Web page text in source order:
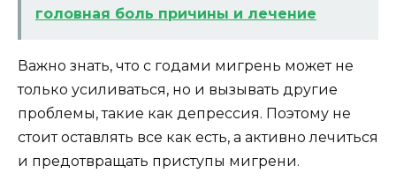
головная боль причины и лечение
Важно знать, что с годами мигрень может не
только усиливаться, но и вызывать другие
проблемы, такие как депрессия. Поэтому не
стоит оставлять все как есть, а активно лечиться
и предотвращать приступы мигрени.